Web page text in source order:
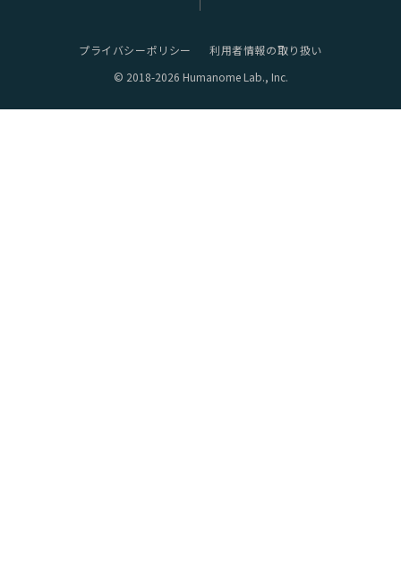
プライバシーポリシー
利用者情報の取り扱い
© 2018-2026 Humanome Lab., Inc.